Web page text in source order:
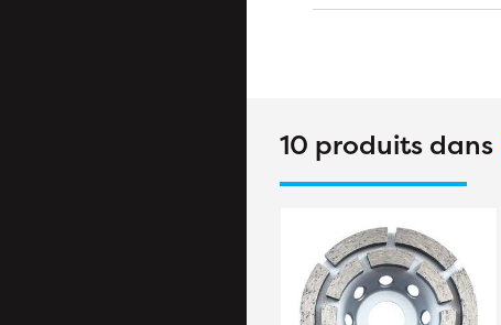
10 produits dans